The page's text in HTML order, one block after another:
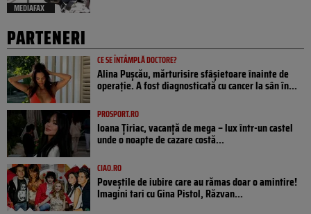
MEDIAFAX
PARTENERI
CE SE ÎNTÂMPLĂ DOCTORE?
Alina Pușcău, mărturisire sfâșietoare înainte de
operație. A fost diagnosticată cu cancer la sân în...
PROSPORT.RO
Ioana Țiriac, vacanță de mega – lux într-un castel
unde o noapte de cazare costă...
CIAO.RO
Poveştile de iubire care au rămas doar o amintire!
Imagini tari cu Gina Pistol, Răzvan...